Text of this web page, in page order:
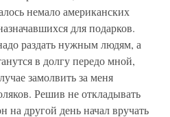
немало американских
для подарков.
раздать нужным людям, а
в долгу передо мной,
замолвить за меня
Решив не откладывать
на другой день начал вручать